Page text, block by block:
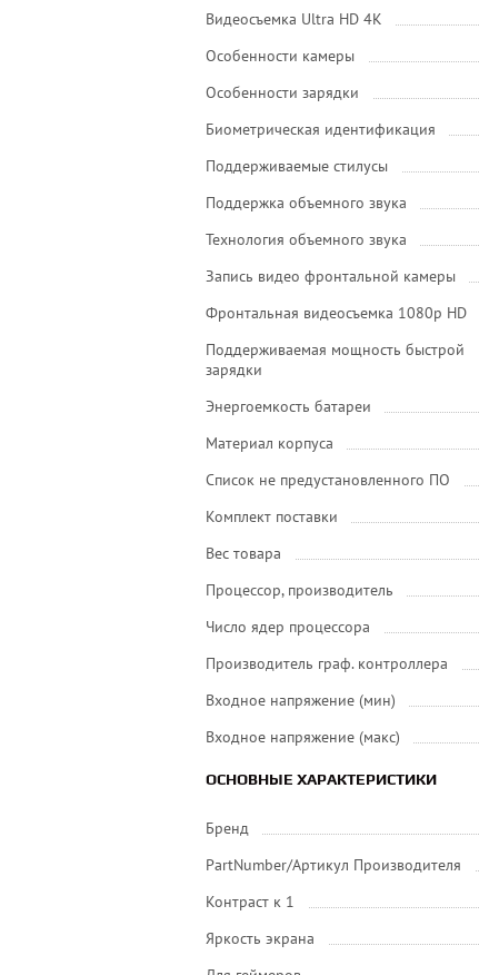
Видеосъемка Ultra HD 4K
Особенности камеры
Особенности зарядки
Биометрическая идентификация
Поддерживаемые стилусы
Поддержка объемного звука
Технология объемного звука
Запись видео фронтальной камеры
Фронтальная видеосъемка 1080p HD
Поддерживаемая мощность быстрой
зарядки
Энергоемкость батареи
Материал корпуса
Список не предустановленного ПО
Комплект поставки
Вес товара
Процессор, производитель
Число ядер процессора
Производитель граф. контроллера
Входное напряжение (мин)
Входное напряжение (макс)
ОСНОВНЫЕ ХАРАКТЕРИСТИКИ
Бренд
PartNumber/Артикул Производителя
Контраст к 1
Яркость экрана